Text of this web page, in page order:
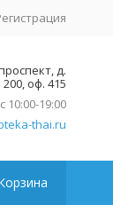
д.
200, оф. 415
10:00-19:00
thai.ru